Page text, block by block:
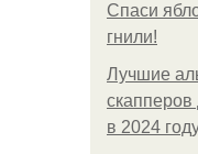
Спаси
гнили!
Лучшие
в 2024